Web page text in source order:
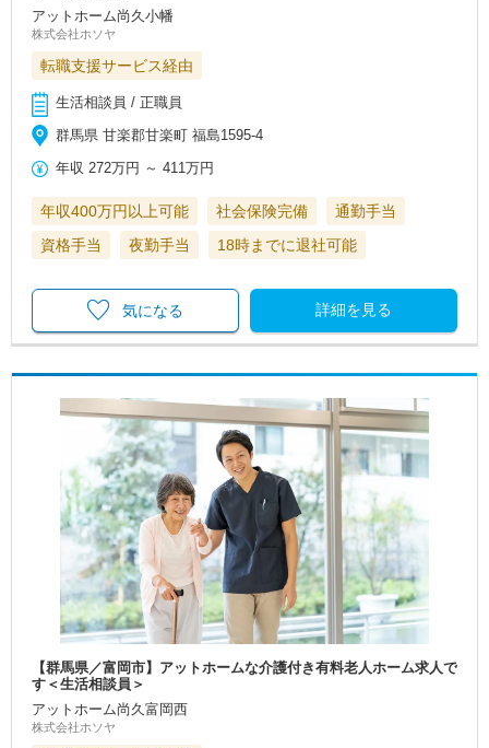
アットホーム尚久小幡
株式会社ホソヤ
転職支援サービス経由
生活相談員 / 正職員
群馬県 甘楽郡甘楽町 福島1595-4
年収 272万円 ～411万円
年収400万円以上可能 社会保険完備
通勤手当
資格手当
夜勤手当 18時までに退社可能
詳細を見る
気になる
【群馬県／富岡市】アットホームな介護付き有料老人ホーム求人で
す＜生活相談員＞
アットホーム尚久富岡西
株式会社ホソヤ